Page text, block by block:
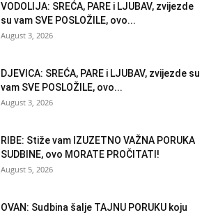
VODOLIJA: SREĆA, PARE i LJUBAV, zvijezde
su vam SVE POSLOŽILE, ovo...
August 3, 2026
DJEVICA: SREĆA, PARE i LJUBAV, zvijezde su
vam SVE POSLOŽILE, ovo...
August 3, 2026
RIBE: Stiže vam IZUZETNO VAŽNA PORUKA
SUDBINE, ovo MORATE PROČITATI!
August 5, 2026
OVAN: Sudbina šalje TAJNU PORUKU koju